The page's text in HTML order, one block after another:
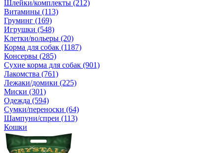
Шлейки/комплекты (212)
Витамины (113)
Груминг (169)
Игрушки (548)
Клетки/вольеры (20)
Корма для собак (1187)
Консервы (285)
Сухие корма для собак (901)
Лакомства (761)
Лежаки/домики (225)
Миски (301)
Одежда (594)
Сумки/переноски (64)
Шампуни/спреи (113)
Кошки